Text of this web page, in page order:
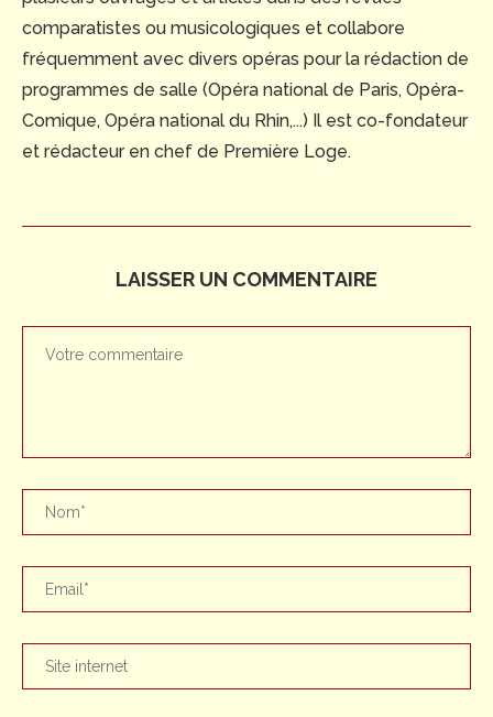
comparatistes ou musicologiques et collabore
fréquemment avec divers opéras pour la rédaction de
programmes de salle (Opéra national de Paris, Opéra-
Comique, Opéra national du Rhin,...) Il est co-fondateur
et rédacteur en chef de Première Loge.
LAISSER UN COMMENTAIRE